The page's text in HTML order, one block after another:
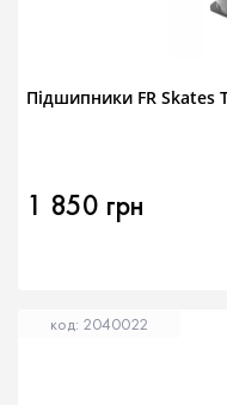
Підшипники FR Skates
1 850 грн
код: 2040022